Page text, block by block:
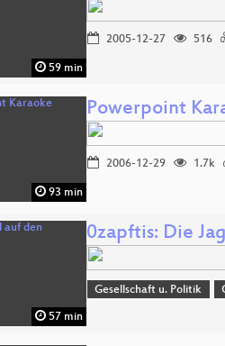
59 min
2005-12-27 516
93 min
Powerpoint
2006-12-29 1.7k
57 min
0zapftis: Die
Gesellschaft u. Politik